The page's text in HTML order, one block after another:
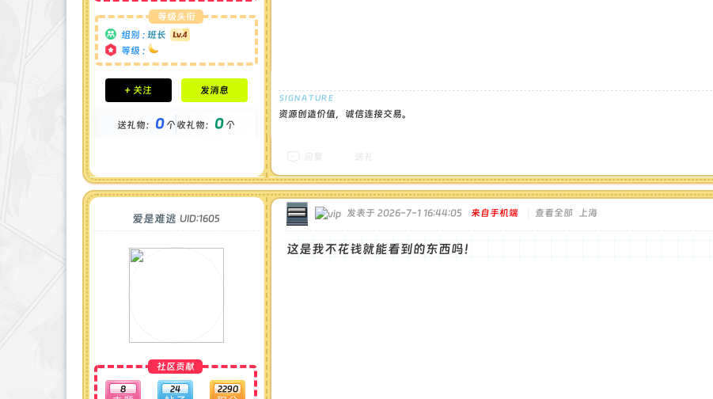
等级头衔
组别 : 班长
等级 :
积分成就
钻石 : 1 颗
金币 : 0 枚
+ 关注 发消息
送礼物： 0个收礼物： 0个
资源创造价值，诚信连接交易。
爱是难逃 UID:1605
社区贡献
8 24 2290
发表于 2026-7-1 16:44:05 来自手机端 查看全部 上海
这是我不花钱就能看到的东西吗！